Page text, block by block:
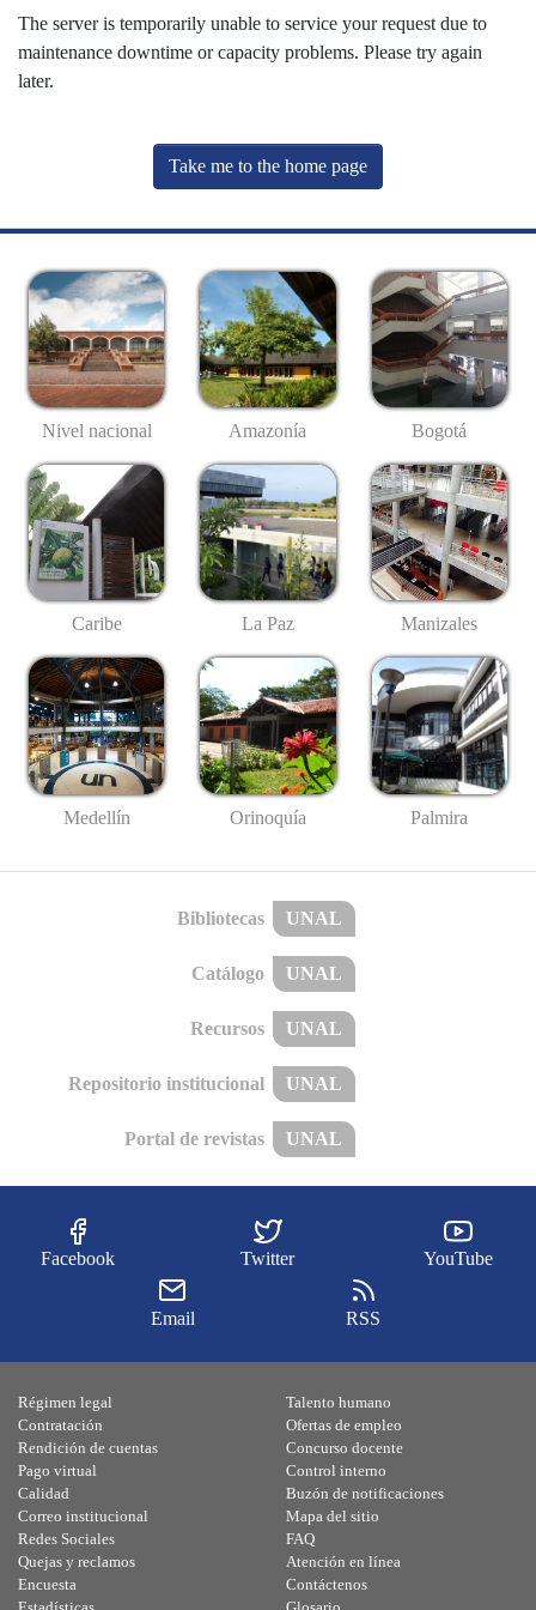
The server is temporarily unable to service your request due to
maintenance downtime or capacity problems. Please try again
later.
Take me to the home page
Nivel nacional Amazonía Bogotá
Caribe La Paz Manizales
Medellín Orinoquía Palmira
Bibliotecas UNAL
Catálogo UNAL
Recursos UNAL
Repositorio institucional UNAL
Portal de revistas UNAL
Facebook Twitter YouTube
Email RSS
Régimen legal
Contratación
Rendición de cuentas
Pago virtual
Calidad
Talento humano
Ofertas de empleo
Concurso docente
Control interno
Buzón de notificaciones
Correo institucional
Redes Sociales
Quejas y reclamos
Encuesta
Mapa del sitio
FAQ
Atención en línea
Contáctenos